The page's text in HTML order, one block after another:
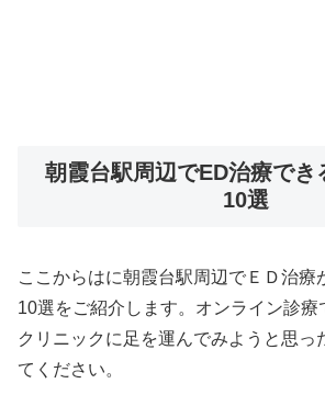
朝霞台駅周辺でED治療でき
10選
ここからはに朝霞台駅周辺でＥＤ治療
10選をご紹介します。オンライン診療
クリニックに足を運んでみようと思っ
てください。